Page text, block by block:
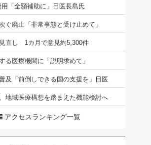
「全額補助に」日医長島氏
ぐ廃止「非常事態と受け止めて」
直し 1カ月で意見約5,300件
る医療機関に「説明求めて」
及「前倒しできる国の支援を」日医
地域医療構想を踏まえた機能検討へ
アクセスランキング一覧